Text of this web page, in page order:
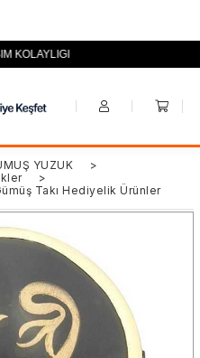
KOLAYLIĞI
YÜZÜK
>
>
Takı Hediyelik Ürünler